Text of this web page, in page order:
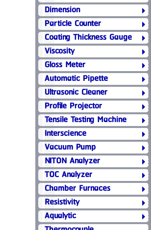
Dimension
Particle Counter
Coating Thickness Gauge
Viscosity
Gloss Meter
Automatic Pipette
Ultrasonic Cleaner
Profile Projector
Tensile Testing Machine
Interscience
Vacuum Pump
NITON Analyzer
TOC Analyzer
Chamber Furnaces
Resistivity
Aqualytic